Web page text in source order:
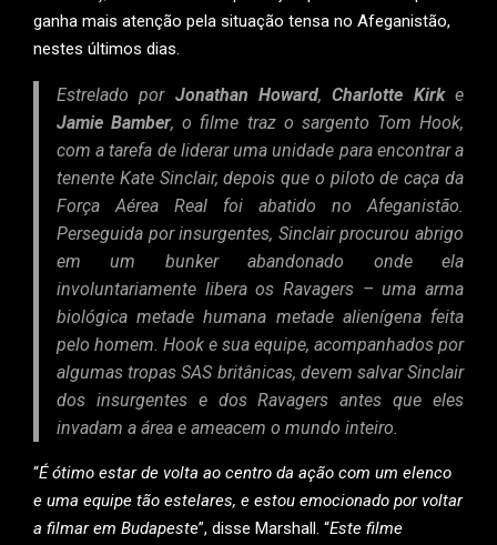
ganha mais atenção pela situação tensa no Afeganistão,
nestes últimos dias.
Estrelado por Jonathan Howard,Charlotte Kirke
Jamie Bamber, o filme traz o sargento Tom Hook,
com a tarefa de liderar uma unidade para encontrar a
tenente Kate Sinclair, depois que o piloto de caça da
Força Aérea Real foi abatido no Afeganistão.
Perseguida por insurgentes, Sinclair procurou abrigo
em um bunker abandonado onde ela
involuntariamente libera os Ravagers – uma arma
biológica metade humana metade alienígena feita
pelo homem. Hook e sua equipe, acompanhados por
algumas tropas SAS britânicas, devem salvar Sinclair
dos insurgentes e dos Ravagers antes que eles
invadam a área e ameacem o mundo inteiro.
“É ótimo estar de volta ao centro da ação com um elenco
e uma equipe tão estelares, e estou emocionado por voltar
a filmar em Budapeste”, disse Marshall. “Este filme